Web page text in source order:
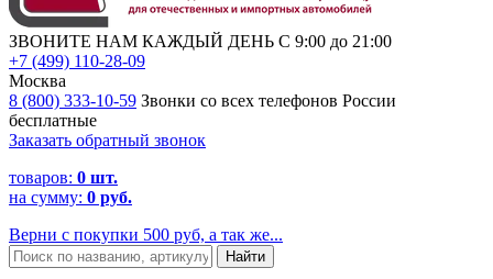
ЗВОНИТЕ НАМ КАЖДЫЙ ДЕНЬ С 9:00 до 21:00
+7 (499) 110-28-09
Москва
8 (800) 333-10-59 Звонки со всех телефонов России
бесплатные
Заказать обратный звонок
товаров: 0 шт.
на сумму: 0 руб.
Верни с покупки 500 руб, а так же...